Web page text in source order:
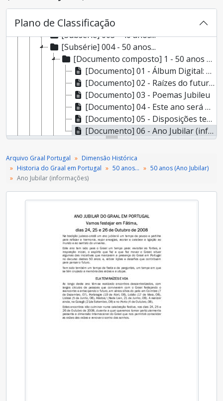
Plano de Classificação
[Subsérie] 001 - Os inícios
[Subsérie] 002 - 25 anos...
[Subsérie] 003 - 40 anos...
[Subsérie] 004 - 50 anos...
[Documento composto] 1 - 50 anos (Ano Jubilar)
[Documento] 01 - Álbum Digital: 50 anos Graal
[Documento] 02 - Raízes do futuro (jogo cénico)
[Documento] 03 - Poemas Jubileu
[Documento] 04 - Este ano será para vós jubileu
[Documento] 05 - Disposições teológicas para o diálogo inter religioso construtivo
[Documento] 06 - Ano Jubilar (informações)
[Documento] 2 - Brochura Final Outubro de 2009
[Documento] 2 - A casa onde nasceu uma janela
[Subsérie] 005 - 60 anos...
[Documento] 15 - O Graal: um movimento do nosso tempo
[Série] 02 - História do Graal Internacional
[Série] 03 - Visão e Missão
[Série] 04 - Textos de Referência
[Secção] E - Espiritualidade
[Secção] M - Mulheres
[Secção] M - Dinâmicas de Mudança
[Secção] FI - Fontes de Inspiração
[Coleção] CF - Arquivo Fotográfico
[Coleção] CFC - Arquivo Folhetos e Cartazes
[Coleção] CHO - Arquivo Audio
Arquivo Graal Portugal
Dimensão Histórica
Historia do Graal em Portugal
50 anos...
50 anos (Ano Jubilar)
Ano Jubilar (informações)